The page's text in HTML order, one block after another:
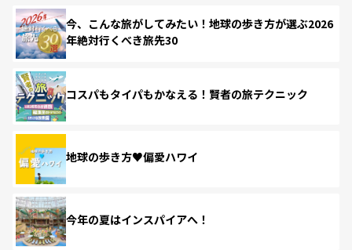
今、こんな旅がしてみたい！地球の歩き方が選ぶ2026
年絶対行くべき旅先30
コスパもタイパもかなえる！賢者の旅テクニック
地球の歩き方♥偏愛ハワイ
今年の夏はインスパイアへ！